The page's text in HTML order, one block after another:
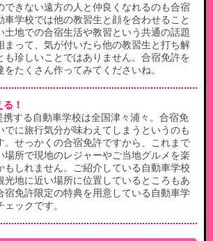
できない遠方の人と仲良くなれるのも合宿
車学校では他の教習生と顔を合わせること
土地での合宿生活や教習という共通の話題
まって、気が付いたら他の教習生と打ち解
も珍しいことではありません。合宿免許を
たくさん作ってみてくださいね。
！
携する自動車学校は全国津々浦々。合宿免
でに旅行気分が味わえてしまうというのも
。せっかくの合宿免許ですから、これまで
場所で現地のレジャーやご当地グルメを楽
もしれません。ご紹介している自動車学校
光地に近い場所に位置しているところもあ
宿免許限定の特典を用意している自動車学
ックです。